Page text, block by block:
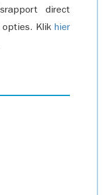
direct
opties. Klik hier